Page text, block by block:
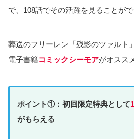
で、108話でその活躍を見ることがで
葬送のフリーレン「残影のツァルト
電子書籍コミックシーモアがオスス
ポイント①：初回限定特典として
がもらえる